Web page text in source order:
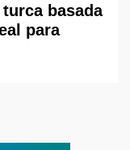
basada
para